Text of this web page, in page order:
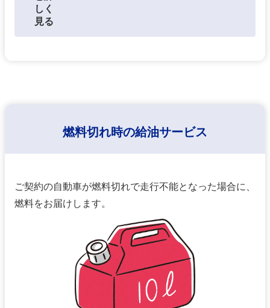
しく
⾒る
燃料切れ時の給油サービス
ご契約の⾃動⾞が燃料切れで⾛⾏不能となった場合に、
燃料をお届けします。